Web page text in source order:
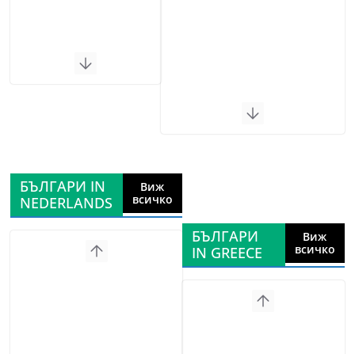
БЪЛГАРИ IN
NEDERLANDS
Виж
всичко
БЪЛГАРИ
IN GREECE
Виж
всичко